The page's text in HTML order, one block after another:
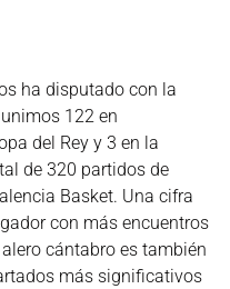
ha disputado con la
122 en
del Rey y 3 en la
de 320 partidos de
Basket. Una cifra
con más encuentros
cántabro es también
más significativos